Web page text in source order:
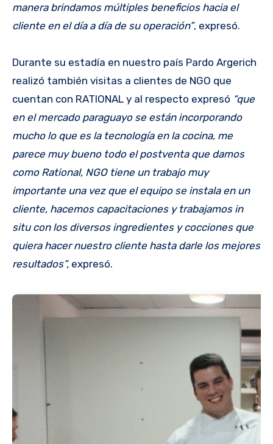
manera brindamos múltiples beneficios hacia el
cliente en el día a día de su operación”, expresó.
Durante su estadía en nuestro país Pardo Argerich
realizó también visitas a clientes de NGO que
cuentan con RATIONAL y al respecto expresó “que
en el mercado paraguayo se están incorporando
mucho lo que es la tecnología en la cocina, me
parece muy bueno todo el postventa que damos
como Rational, NGO tiene un trabajo muy
importante una vez que el equipo se instala en un
cliente, hacemos capacitaciones y trabajamos in
situ con los diversos ingredientes y cocciones que
quiera hacer nuestro cliente hasta darle los mejores
resultados”, expresó.